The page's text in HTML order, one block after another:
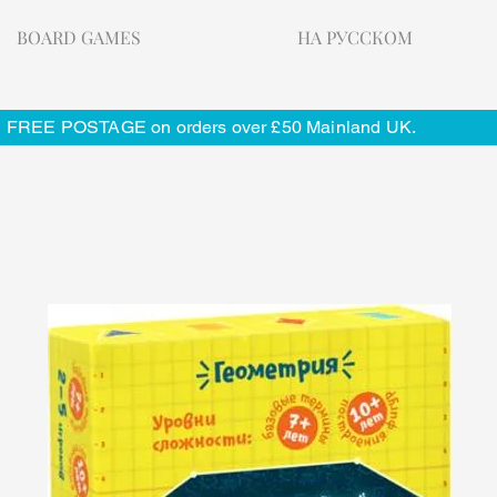
BOARD GAMES НА РУССКОМ
FREE POSTAGE on orders over £50 Mainland UK.